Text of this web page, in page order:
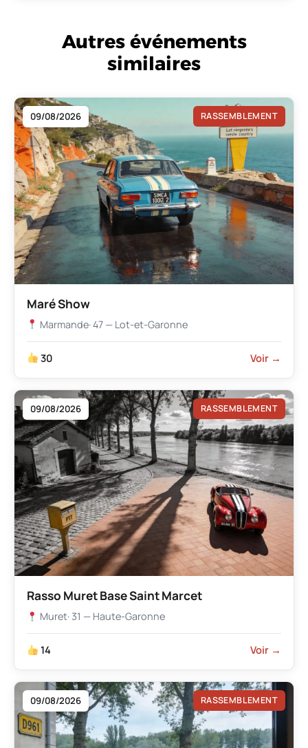
Autres événements
similaires
09/08/2026 RASSEMBLEMENT
Maré Show
Marmande· 47 — Lot-et-Garonne
30 Voir →
09/08/2026 RASSEMBLEMENT
Rasso Muret Base Saint Marcet
Muret· 31 — Haute-Garonne
14 Voir →
09/08/2026 RASSEMBLEMENT